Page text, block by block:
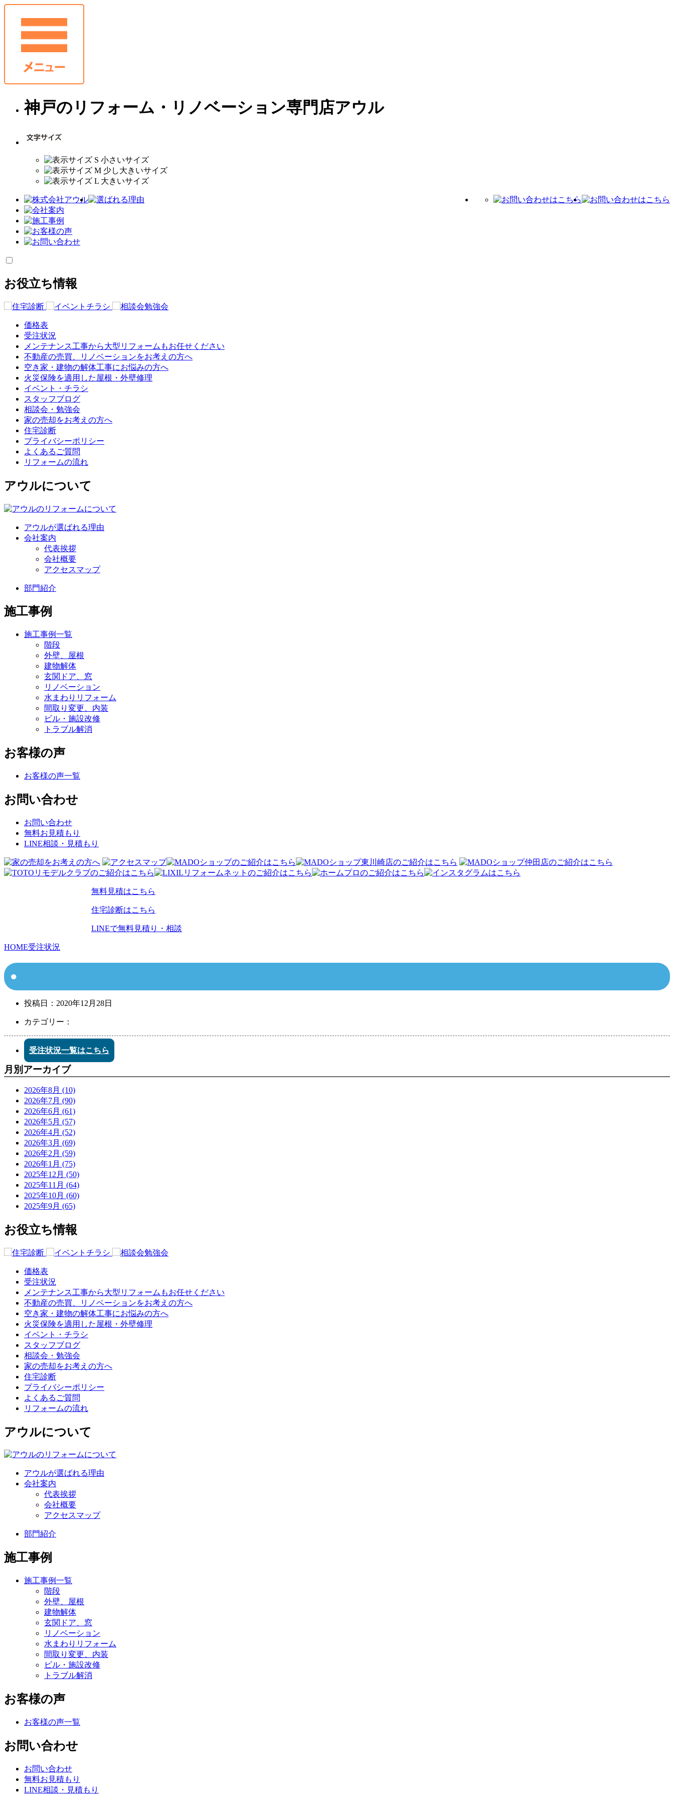
神戸のリフォーム・リノベーション専門店アウル
お役立ち情報
価格表
受注状況
メンテナンス工事から大型リフォームもお任せください
不動産の売買、リノベーションをお考えの方へ
空き家・建物の解体工事にお悩みの方へ
火災保険を適用した屋根・外壁修理
イベント・チラシ
スタッフブログ
相談会・勉強会
家の売却をお考えの方へ
住宅診断
プライバシーポリシー
よくあるご質問
リフォームの流れ
アウルについて
アウルが選ばれる理由
会社案内
代表挨拶
会社概要
アクセスマップ
部門紹介
施工事例
施工事例一覧
階段
外壁、屋根
建物解体
玄関ドア、窓
リノベーション
水まわりリフォーム
間取り変更、内装
ビル・施設改修
トラブル解消
お客様の声
お客様の声一覧
お問い合わせ
お問い合わせ
無料お見積もり
LINE相談・見積もり
無料見積はこちら
住宅診断はこちら
LINEで無料見積り・相談
HOME受注状況
投稿日： 2020年12月28日
カテゴリー：
受注状況一覧はこちら
月別アーカイブ
2026年8月 (10)
2026年7月 (90)
2026年6月 (61)
2026年5月 (57)
2026年4月 (52)
2026年3月 (69)
2026年2月 (59)
2026年1月 (75)
2025年12月 (50)
2025年11月 (64)
2025年10月 (60)
2025年9月 (65)
お役立ち情報
価格表
受注状況
メンテナンス工事から大型リフォームもお任せください
不動産の売買、リノベーションをお考えの方へ
空き家・建物の解体工事にお悩みの方へ
火災保険を適用した屋根・外壁修理
イベント・チラシ
スタッフブログ
相談会・勉強会
家の売却をお考えの方へ
住宅診断
プライバシーポリシー
よくあるご質問
リフォームの流れ
アウルについて
アウルが選ばれる理由
会社案内
代表挨拶
会社概要
アクセスマップ
部門紹介
施工事例
施工事例一覧
階段
外壁、屋根
建物解体
玄関ドア、窓
リノベーション
水まわりリフォーム
間取り変更、内装
ビル・施設改修
トラブル解消
お客様の声
お客様の声一覧
お問い合わせ
お問い合わせ
無料お見積もり
LINE相談・見積もり